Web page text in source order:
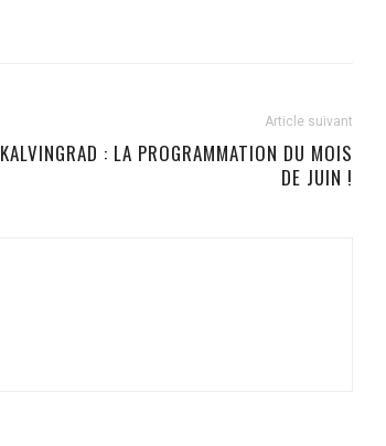
Article suivant
KALVINGRAD : LA PROGRAMMATION DU MOIS
DE JUIN !